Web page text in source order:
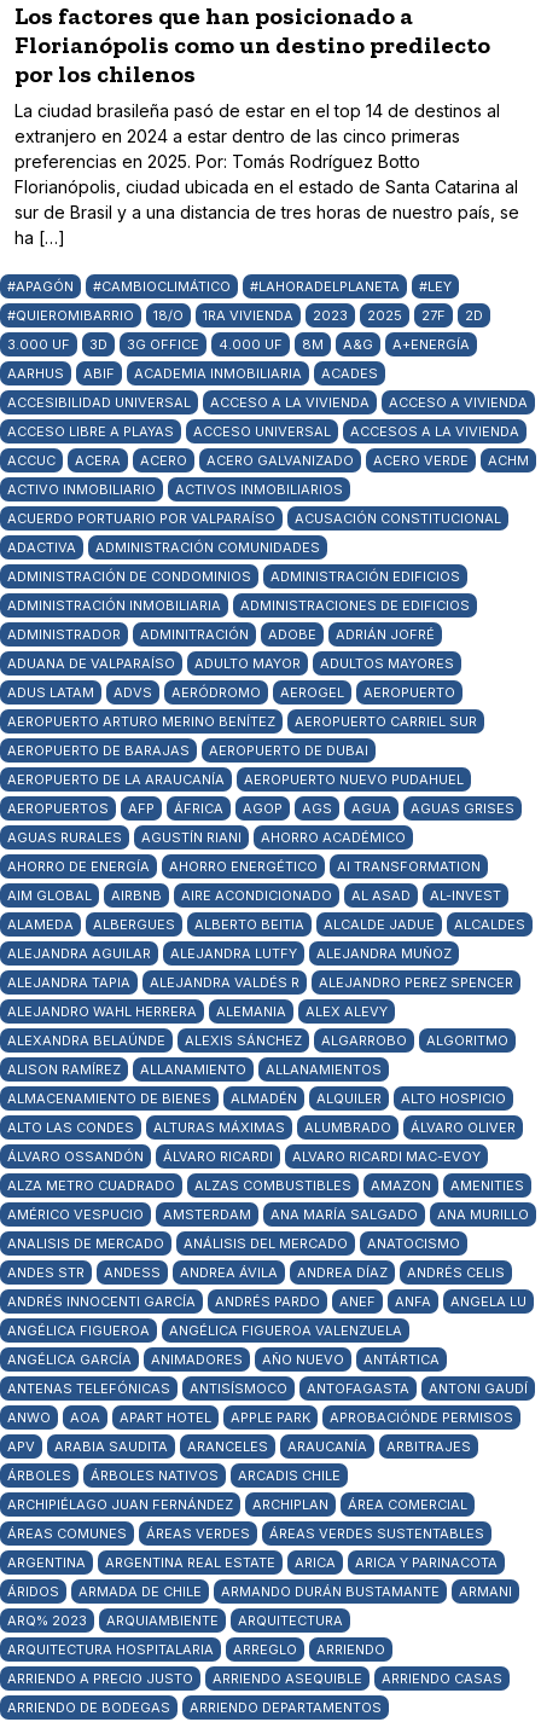
Los factores que han posicionado a
Florianópolis como un destino predilecto
por los chilenos
La ciudad brasileña pasó de estar en el top 14 de destinos al
extranjero en 2024 a estar dentro de las cinco primeras
preferencias en 2025. Por: Tomás Rodríguez Botto
Florianópolis, ciudad ubicada en el estado de Santa Catarina al
sur de Brasil y a una distancia de tres horas de nuestro país, se
ha […]
#APAGÓN #CAMBIOCLIMÁTICO #LAHORADELPLANETA
#LEY
#QUIEROMIBARRIO
18/O 1RA VIVIENDA 2023 2025 27F
2D
3.000 UF
3D 3G OFFICE 4.000 UF 8M A&G
A+ENERGÍA
AARHUS
ABIF ACADEMIA INMOBILIARIA
ACADES
ACCESIBILIDAD UNIVERSAL
ACCESO A LA VIVIENDA
ACCESO A VIVIENDA
ACCESO LIBRE A PLAYAS
ACCESO UNIVERSAL
ACCESOS A LA VIVIENDA
ACCUC
ACERA ACERO ACERO GALVANIZADO ACERO VERDE
ACHM
ACTIVO INMOBILIARIO
ACTIVOS INMOBILIARIOS
ACUERDO PORTUARIO POR VALPARAÍSO
ACUSACIÓN CONSTITUCIONAL
ADACTIVA
ADMINISTRACIÓN COMUNIDADES
ADMINISTRACIÓN DE CONDOMINIOS
ADMINISTRACIÓN EDIFICIOS
ADMINISTRACIÓN INMOBILIARIA
ADMINISTRACIONES DE EDIFICIOS
ADMINISTRADOR
ADMINITRACIÓN ADOBE
ADRIÁN JOFRÉ
ADUANA DE VALPARAÍSO
ADULTO MAYOR
ADULTOS MAYORES
ADUS LATAM
ADVS AERÓDROMO AEROGEL
AEROPUERTO
AEROPUERTO ARTURO MERINO BENÍTEZ
AEROPUERTO CARRIEL SUR
AEROPUERTO DE BARAJAS
AEROPUERTO DE DUBAI
AEROPUERTO DE LA ARAUCANÍA
AEROPUERTO NUEVO PUDAHUEL
AEROPUERTOS
AFP ÁFRICA AGOP AGS AGUA
AGUAS GRISES
AGUAS RURALES
AGUSTÍN RIANI
AHORRO ACADÉMICO
AHORRO DE ENERGÍA
AHORRO ENERGÉTICO
AI TRANSFORMATION
AIM GLOBAL
AIRBNB AIRE ACONDICIONADO AL ASAD
AL-INVEST
ALAMEDA
ALBERGUES ALBERTO BEITIA ALCALDE JADUE
ALCALDES
ALEJANDRA AGUILAR
ALEJANDRA LUTFY
ALEJANDRA MUÑOZ
ALEJANDRA TAPIA
ALEJANDRA VALDÉS R
ALEJANDRO PEREZ SPENCER
ALEJANDRO WAHL HERRERA
ALEMANIA
ALEX ALEVY
ALEXANDRA BELAÚNDE
ALEXIS SÁNCHEZ ALGARROBO
ALGORITMO
ALISON RAMÍREZ
ALLANAMIENTO
ALLANAMIENTOS
ALMACENAMIENTO DE BIENES
ALMADÉN ALQUILER
ALTO HOSPICIO
ALTO LAS CONDES
ALTURAS MÁXIMAS ALUMBRADO
ÁLVARO OLIVER
ÁLVARO OSSANDÓN
ÁLVARO RICARDI
ALVARO RICARDI MAC-EVOY
ALZA METRO CUADRADO
ALZAS COMBUSTIBLES AMAZON
AMENITIES
AMÉRICO VESPUCIO
AMSTERDAM ANA MARÍA SALGADO
ANA MURILLO
ANALISIS DE MERCADO
ANÁLISIS DEL MERCADO
ANATOCISMO
ANDES STR
ANDESS ANDREA ÁVILA ANDREA DÍAZ
ANDRÉS CELIS
ANDRÉS INNOCENTI GARCÍA
ANDRÉS PARDO ANEF ANFA
ANGELA LU
ANGÉLICA FIGUEROA
ANGÉLICA FIGUEROA VALENZUELA
ANGÉLICA GARCÍA
ANIMADORES AÑO NUEVO
ANTÁRTICA
ANTENAS TELEFÓNICAS
ANTISÍSMOCO ANTOFAGASTA
ANTONI GAUDÍ
ANWO
AOA APART HOTEL APPLE PARK
APROBACIÓNDE PERMISOS
APV
ARABIA SAUDITA ARANCELES ARAUCANÍA
ARBITRAJES
ÁRBOLES
ÁRBOLES NATIVOS
ARCADIS CHILE
ARCHIPIÉLAGO JUAN FERNÁNDEZ
ARCHIPLAN
ÁREA COMERCIAL
ÁREAS COMUNES
ÁREAS VERDES
ÁREAS VERDES SUSTENTABLES
ARGENTINA
ARGENTINA REAL ESTATE ARICA
ARICA Y PARINACOTA
ÁRIDOS
ARMADA DE CHILE ARMANDO DURÁN BUSTAMANTE
ARMANI
ARQ% 2023
ARQUIAMBIENTE
ARQUITECTURA
ARQUITECTURA HOSPITALARIA
ARREGLO
ARRIENDO
ARRIENDO A PRECIO JUSTO
ARRIENDO ASEQUIBLE
ARRIENDO CASAS
ARRIENDO DE BODEGAS
ARRIENDO DEPARTAMENTOS